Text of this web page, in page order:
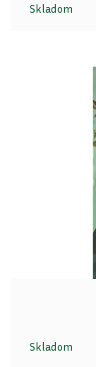
Skladom
Skladom